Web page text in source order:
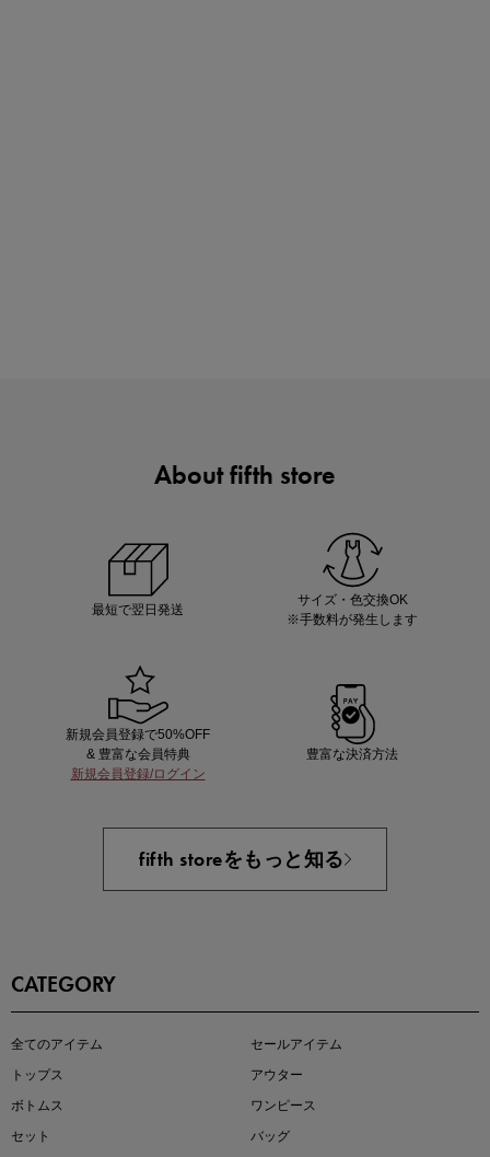
即戦力アイテム続々対象
About fifth store
最短で翌日発送
サイズ・色交換OK
※手数料が発生します
新規会員登録で50%OFF
& 豊富な会員特典
新規会員登録/ログイン
豊富な決済方法
fifth storeをもっと知る
CATEGORY
全てのアイテム
セールアイテム
トップス
アウター
ボトムス
ワンピース
セット
バッグ